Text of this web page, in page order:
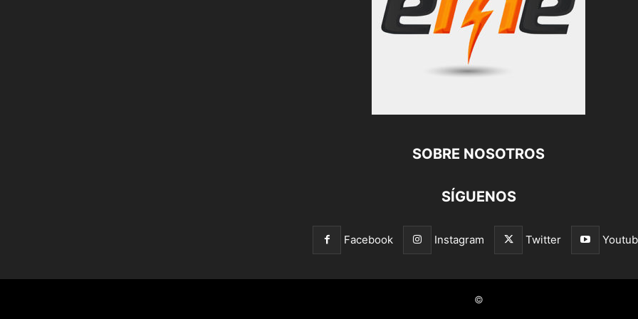
SOBRE NOSOTROS
SÍGUENOS
Facebook Instagram Twitter
©